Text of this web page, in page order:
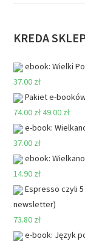
KREDA
ebook: Wielki
37.00 zł
Pakiet e-
74.00 zł49.00 zł
e-book:
37.00 zł
ebook:
14.90 zł
Espresso czyli
newsletter)
73.80 zł
e-book: Język